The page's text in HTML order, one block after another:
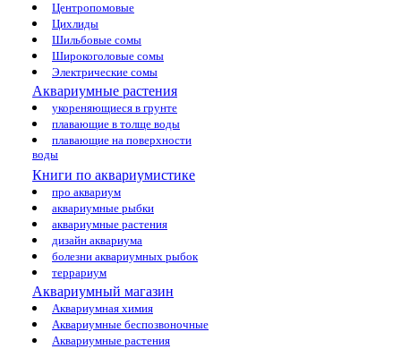
Центропомовые
Цихлиды
Шильбовые сомы
Широкоголовые сомы
Электрические сомы
Аквариумные растения
укореняющиеся в грунте
плавающие в толще воды
плавающие на поверхности
воды
Книги по аквариумистике
про аквариум
аквариумные рыбки
аквариумные растения
дизайн аквариума
болезни аквариумных рыбок
террариум
Аквариумный магазин
Аквариумная химия
Аквариумные беспозвоночные
Аквариумные растения